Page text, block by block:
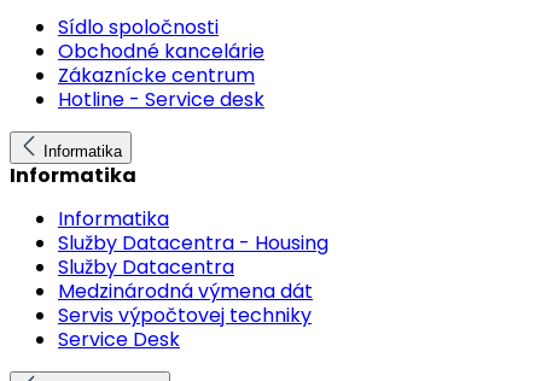
Sídlo spoločnosti
Obchodné kancelárie
Zákaznícke centrum
Hotline - Service desk
Informatika
Informatika
Informatika
Služby Datacentra - Housing
Služby Datacentra
Medzinárodná výmena dát
Servis výpočtovej techniky
Service Desk